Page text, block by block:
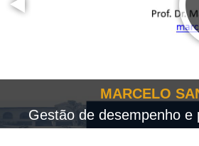
MARCELO
Gestão de desempenho